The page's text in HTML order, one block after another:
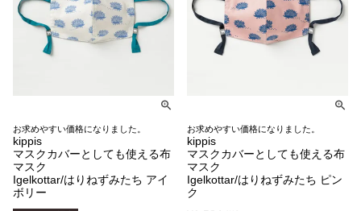
お求めやすい価格になりました。
kippis
マスクカバーとしても使える布
マスク
Igelkottar/はりねずみたち アイ
ボリー
お求めやすい価格になりました。
kippis
マスクカバーとしても使える布
マスク
Igelkottar/はりねずみたち ピン
ク